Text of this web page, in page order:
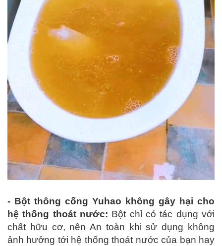
- Bột thông cống Yuhao không gây hại cho
hệ thống thoát nước: Bột chỉ có tác dụng với
chất hữu cơ, nên An toàn khi sử dụng không
ảnh hưởng tới hệ thống thoát nước của bạn hay